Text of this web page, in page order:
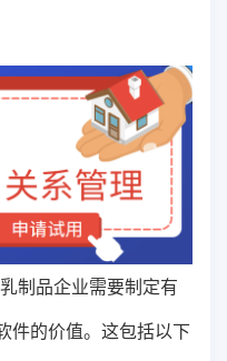
制品企业需要制定有
件的价值。这包括以下